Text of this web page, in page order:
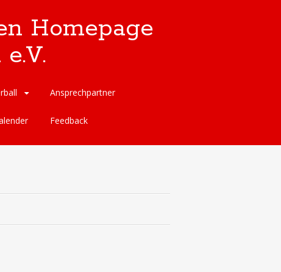
Homepage
Ansprechpartner
Feedback